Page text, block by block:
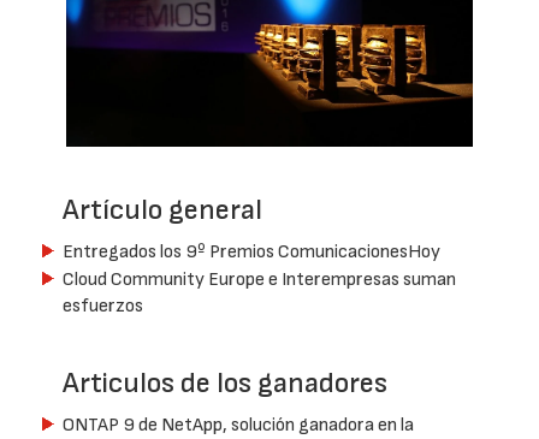
Artículo general
Entregados los 9º Premios ComunicacionesHoy
Cloud Community Europe e Interempresas suman
esfuerzos
Articulos de los ganadores
ONTAP 9 de NetApp, solución ganadora en la